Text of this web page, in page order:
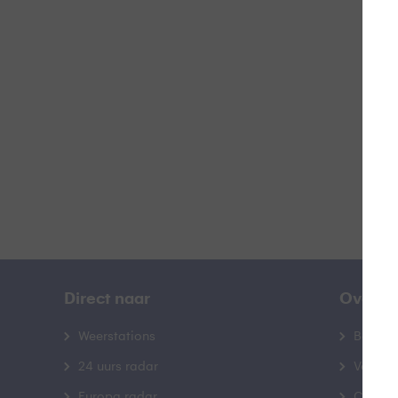
Direct naar
Weerstations
24 uurs radar
Over